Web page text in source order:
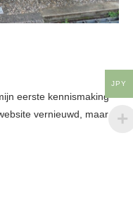
eerste kennismaking
vernieuwd, maar
JPY